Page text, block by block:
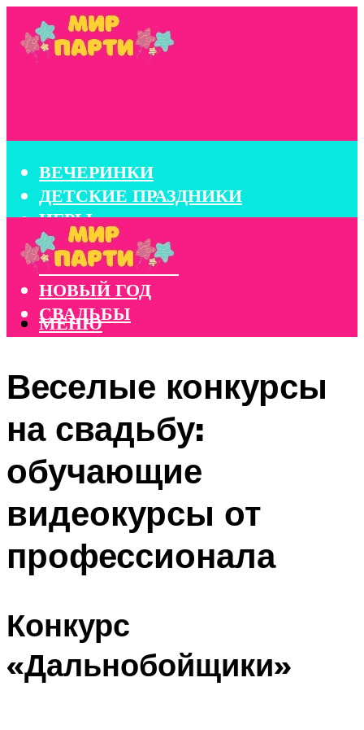
ВЕЧЕРИНКИ
ДЕТСКИЕ ПРАЗДНИКИ
ИГРЫ
КОНКУРСЫ
КОРПОРАТИВЫ
НОВЫЙ ГОД
СВАДЬБЫ
МЕНЮ
Веселые конкурсы
на свадьбу:
обучающие
видеокурсы от
профессионала
Конкурс
«Дальнобойщики»